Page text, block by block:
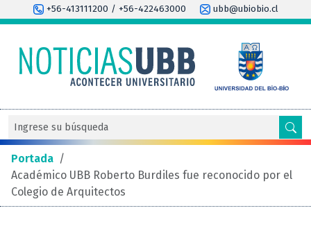
+56-413111200 / +56-422463000 ubb@ubiobio.cl
Portada /
Académico UBB Roberto Burdiles fue reconocido por el
Colegio de Arquitectos